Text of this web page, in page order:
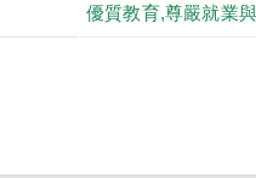
優質教育,尊嚴就業